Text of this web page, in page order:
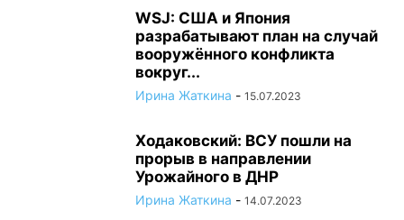
WSJ: США и Япония
разрабатывают план на случай
вооружённого конфликта
вокруг...
Ирина Жаткина - 15.07.2023
Ходаковский: ВСУ пошли на
прорыв в направлении
Урожайного в ДНР
Ирина Жаткина - 14.07.2023